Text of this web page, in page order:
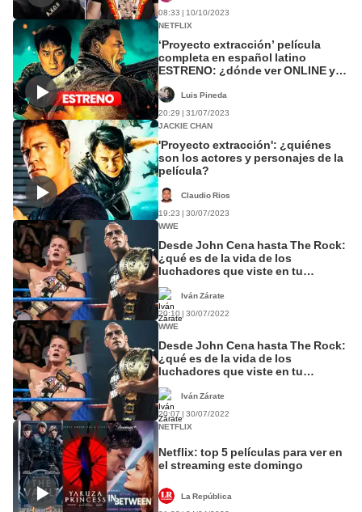
08:33 | 10/10/2023
NETFLIX
‘Proyecto extracción’ película
completa en español latino
ESTRENO: ¿dónde ver ONLINE y
Luis Pineda
20:29 | 31/07/2023
JACKIE CHAN
'Proyecto extracción': ¿quiénes
son los actores y personajes de la
película?
Claudio Rios
19:23 | 30/07/2023
WWE
Desde John Cena hasta The Rock:
¿qué es de la vida de los
luchadores que viste en tu
Iván Zárate
20:10 | 30/07/2022
WWE
Desde John Cena hasta The Rock:
¿qué es de la vida de los
luchadores que viste en tu
Iván Zárate
20:07 | 30/07/2022
NETFLIX
Netflix: top 5 películas para ver en
el streaming este domingo
La República